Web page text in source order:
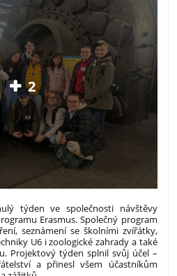
2
týden ve společnosti návštěvy
Erasmus. Společný program
seznámení se školními zvířátky,
U6 i zoologické zahrady a také
Projektový týden splnil svůj účel –
a přinesl všem účastníkům